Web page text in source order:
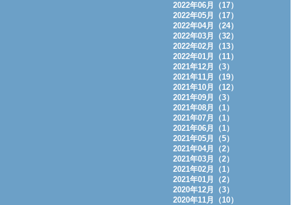
2022年06月（17）
2022年05月（17）
2022年04月（24）
2022年03月（32）
2022年02月（13）
2022年01月（11）
2021年12月（3）
2021年11月（19）
2021年10月（12）
2021年09月（3）
2021年08月（1）
2021年07月（1）
2021年06月（1）
2021年05月（5）
2021年04月（2）
2021年03月（2）
2021年02月（1）
2021年01月（2）
2020年12月（3）
2020年11月（10）